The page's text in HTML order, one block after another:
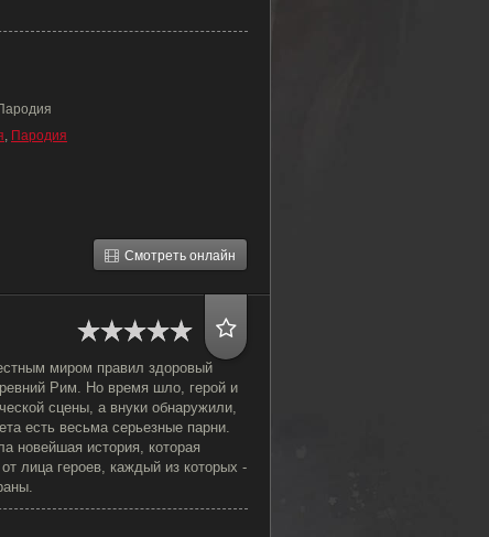
, Пародия
Смотреть онлайн
миром правил здоровый
Рим. Но время шло, герой и
сцены, а внуки обнаружили,
есть весьма серьезные парни.
новейшая история, которая
лица героев, каждый из которых -